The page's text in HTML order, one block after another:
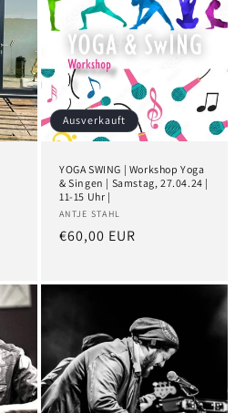
Ausverkauft
YOGA SWING | Workshop Yoga
& Singen | Samstag, 27.04.24 |
11-15 Uhr |
ANTJE STAHL
€60,00 EUR